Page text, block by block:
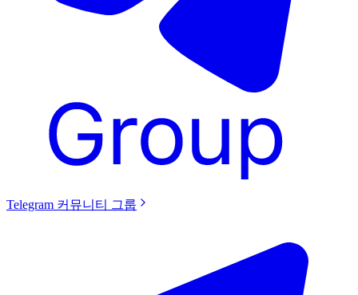
Telegram 커뮤니티 그룹